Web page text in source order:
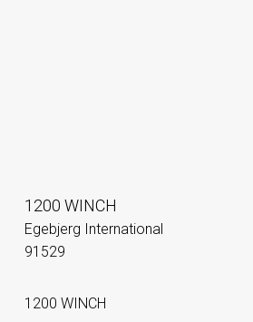
1200 WINCH
Egebjerg International
91529
1200 WINCH